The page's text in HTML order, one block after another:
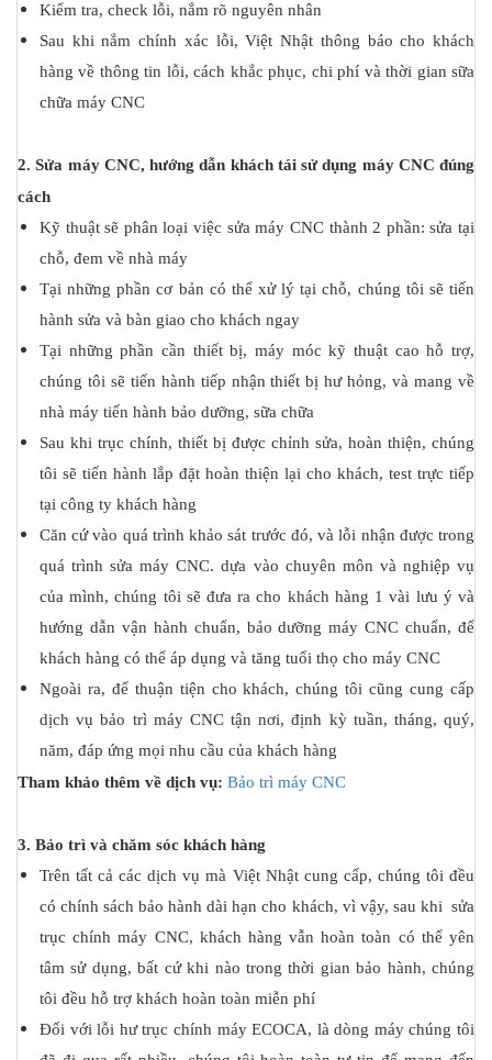
Kiểm tra, check lỗi, nắm rõ nguyên nhân
Sau khi nắm chính xác lỗi, Việt Nhật thông báo cho khách
hàng về thông tin lỗi, cách khắc phục, chi phí và thời gian sữa
chữa máy CNC
2. Sửa máy CNC, hướng dẫn khách tái sử dụng máy CNC đúng
cách
Kỹ thuật sẽ phân loại việc sửa máy CNC thành 2 phần: sửa tại
chỗ, đem về nhà máy
Tại những phần cơ bản có thể xử lý tại chỗ, chúng tôi sẽ tiến
hành sửa và bàn giao cho khách ngay
Tại những phần cần thiết bị, máy móc kỹ thuật cao hỗ trợ,
chúng tôi sẽ tiến hành tiếp nhận thiết bị hư hỏng, và mang về
nhà máy tiến hành bảo dưỡng, sữa chữa
Sau khi trục chính, thiết bị được chỉnh sửa, hoàn thiện, chúng
tôi sẽ tiến hành lắp đặt hoàn thiện lại cho khách, test trực tiếp
tại công ty khách hàng
Căn cứ vào quá trình khảo sát trước đó, và lỗi nhận được trong
quá trình sửa máy CNC. dựa vào chuyên môn và nghiệp vụ
của mình, chúng tôi sẽ đưa ra cho khách hàng 1 vài lưu ý và
hướng dẫn vận hành chuẩn, bảo dưỡng máy CNC chuẩn, để
khách hàng có thể áp dụng và tăng tuổi thọ cho máy CNC
Ngoài ra, để thuận tiện cho khách, chúng tôi cũng cung cấp
dịch vụ bảo trì máy CNC tận nơi, định kỳ tuần, tháng, quý,
năm, đáp ứng mọi nhu cầu của khách hàng
Tham khảo thêm về dịch vụ: Bảo trì máy CNC
3. Bảo trì và chăm sóc khách hàng
Trên tất cả các dịch vụ mà Việt Nhật cung cấp, chúng tôi đều
có chính sách bảo hành dài hạn cho khách, vì vậy, sau khi sửa
trục chính máy CNC, khách hàng vẫn hoàn toàn có thể yên
tâm sử dụng, bất cứ khi nào trong thời gian bảo hành, chúng
tôi đều hỗ trợ khách hoàn toàn miễn phí
Đối với lỗi hư trục chính máy ECOCA, là dòng máy chúng tôi